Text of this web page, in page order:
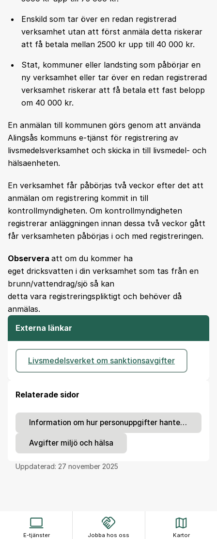
Enskild som tar över en redan registrerad
verksamhet utan att först anmäla detta riskerar
att få betala mellan 2500 kr upp till 40 000 kr.
Stat, kommuner eller landsting som påbörjar en
ny verksamhet eller tar över en redan registrerad
verksamhet riskerar att få betala ett fast belopp
om 40 000 kr.
En anmälan till kommunen görs genom att använda
Alingsås kommuns e-tjänst för registrering av
livsmedelsverksamhet och skicka in till livsmedel- och
hälsaenheten.
En verksamhet får påbörjas två veckor efter det att
anmälan om registrering kommit in till
kontrollmyndigheten. Om kontrollmyndigheten
registrerar anläggningen innan dessa två veckor gått
får verksamheten påbörjas i och med registreringen.
Observera att om du kommer ha
eget dricksvatten i din verksamhet som tas från en
brunn/vattendrag/sjö så kan
detta vara registreringspliktigt och behöver då
anmälas.
Externa länkar
Livsmedelsverket om sanktionsavgifter
Relaterade sidor
Information om hur personuppgifter hanteras
Avgifter miljö och hälsa
Uppdaterad: 27 november 2025
E-tjänster Jobba hos oss Kartor